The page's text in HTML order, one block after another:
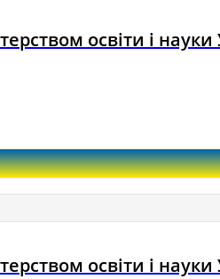
освіти і
освіти і